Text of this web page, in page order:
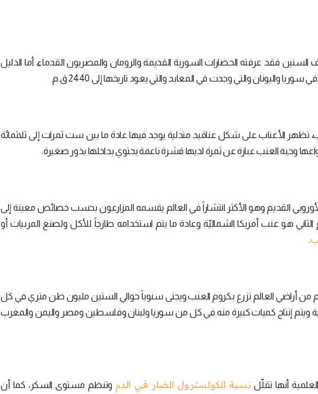
فقد عرفته الحضارات السورية القديمة والرومان والمصريون القدماء، أما الدليل
والتي وجدت في المعابد والتي يعود تاريخها إلى 2440 ق.م.
الأعناب على شكل عناقيد متدلية يوجد فيها عادة ما بين ست ثمرات إلى ثلاثمائة
وحبة العنب عبارة عن ثمرة لديها قشرة ناعمة يحتوي بداخلها بذور صغيرة.
القديم وهو الأكثر انتشاراً في العالم يقسمه المزارعون بحسب خصائص معينة إلى
الثاني هو عنب أمريكا الشماليّة وعادة ما يتم استخدامه طازجاً للأكل ولصنع المربيات أو
.
الإحصاءات الأخيرة هناك قرابة 75,866 كلم من أراضي العالم تزرع بكروم العنب ويجنى سنوياً حوالي الستين مليون طن متري في كل
ويتم إنتاج كميات كبيرة منه في كل من سوريا ولبنان وفلسطين ومصر واليمن والمغرب
أنها تقلّل نسبة الكولسترول الضار في الدم وتنظم مستوى السكر، كما أن